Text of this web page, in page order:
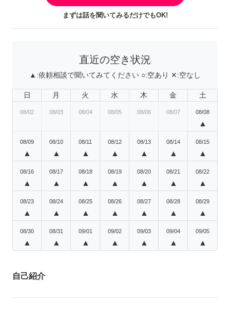
まずは話を聞いてみるだけでもOK!
直近の空き状況
▲:依頼相談で聞いてみてください ○:空あり ✕:空なし
日 月 火 水 木 金 土
08/02 08/03 08/04 08/05 08/06 08/07 08/08
▲
08/09
▲
08/10
▲
08/11
▲
08/12
▲
08/13
▲
08/14
▲
08/15
▲
08/16
▲
08/17
▲
08/18
▲
08/19
▲
08/20
▲
08/21
▲
08/22
▲
08/23
▲
08/24
▲
08/25
▲
08/26
▲
08/27
▲
08/28
▲
08/29
▲
08/30
▲
08/31
▲
09/01
▲
09/02
▲
09/03
▲
09/04
▲
09/05
▲
自己紹介